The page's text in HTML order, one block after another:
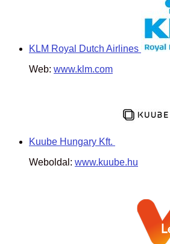
KLM Royal Dutch Airlines
Web: www.klm.com
Kuube Hungary Kft.
Weboldal: www.kuube.hu